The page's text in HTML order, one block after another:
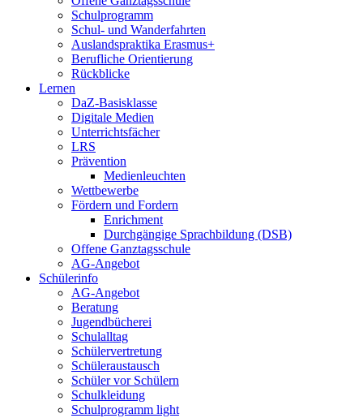
Schulprogramm
Schul- und Wanderfahrten
Auslandspraktika Erasmus+
Berufliche Orientierung
Rückblicke
Lernen
DaZ-Basisklasse
Digitale Medien
Unterrichtsfächer
LRS
Prävention
Medienleuchten
Wettbewerbe
Fördern und Fordern
Enrichment
Durchgängige Sprachbildung (DSB)
Offene Ganztagsschule
AG-Angebot
Schülerinfo
AG-Angebot
Beratung
Jugendbücherei
Schulalltag
Schülervertretung
Schüleraustausch
Schüler vor Schülern
Schulkleidung
Schulprogramm light